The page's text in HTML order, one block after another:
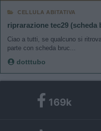
CELLULA ABITATIVA
riprarazione tec29 (scheda
Ciao a tutti, se qualcuno si
parte con scheda bruc...
dotttubo
169k